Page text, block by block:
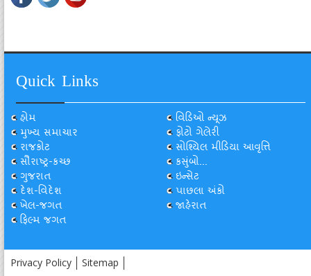
Quick Links
હોમ
મુખ્ય સમાચાર
રાજકોટ
સૌરાષ્ટ્ર-કચ્છ
ગુજરાત
દેશ-વિદેશ
ખેલ-જગત
ફિલ્મ જગત
વિડિઓ ન્યૂઝ
ફોટો ગેલેરી
સોશ્યિલ મીડિયા આવૃત્તિ
કસુંબો...
ઇન્સેટ
પાછલા અંકો
જાહેરાત
Privacy Policy Sitemap